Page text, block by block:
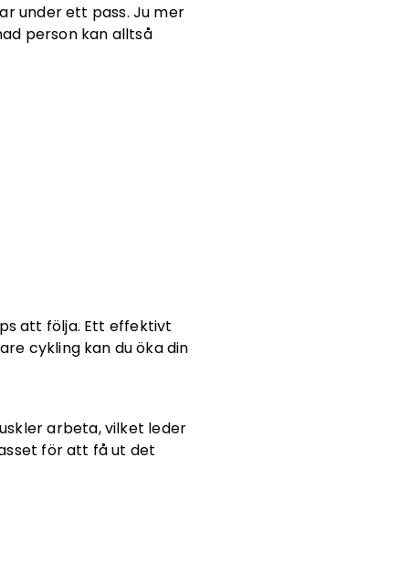
under ett pass. Ju mer
person kan alltså
att följa. Ett effektivt
cykling kan du öka din
arbeta, vilket leder
för att få ut det